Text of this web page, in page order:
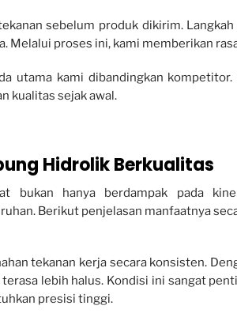
sebelum produk dikirim.
Melalui proses ini, kami memberikan
utama kami dibandingkan kompetitor.
kualitas sejak awal.
Hidrolik Berkualitas
bukan hanya berdampak pada
Berikut penjelasan manfaatnya
tekanan kerja secara konsisten.
lebih halus. Kondisi ini sangat
presisi tinggi.